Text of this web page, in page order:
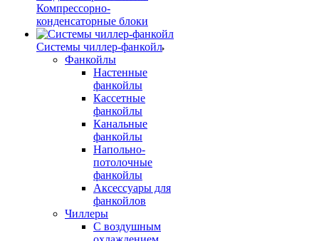
Компрессорно-
конденсаторные блоки
Системы чиллер-фанкойл
Фанкойлы
Настенные
фанкойлы
Кассетные
фанкойлы
Канальные
фанкойлы
Напольно-
потолочные
фанкойлы
Аксессуары для
фанкойлов
Чиллеры
С воздушным